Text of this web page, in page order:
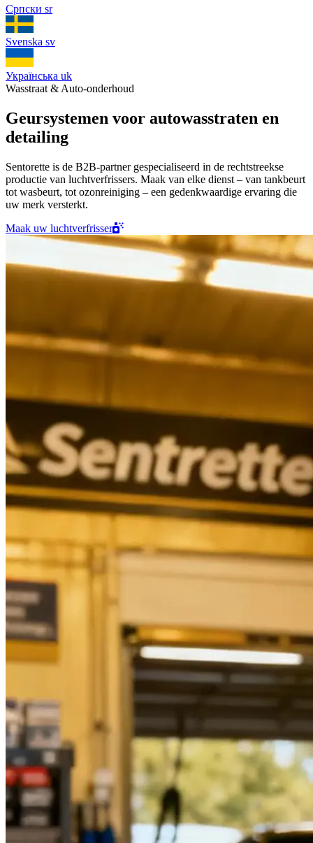
Српски sr
Svenska sv
Українська uk
Wasstraat & Auto-onderhoud
Geursystemen voor autowasstraten en
detailing
Sentorette is de B2B-partner gespecialiseerd in de rechtstreekse
productie van luchtverfrissers. Maak van elke dienst – van tankbeurt
tot wasbeurt, tot ozonreiniging – een gedenkwaardige ervaring die
uw merk versterkt.
Maak uw luchtverfrisser